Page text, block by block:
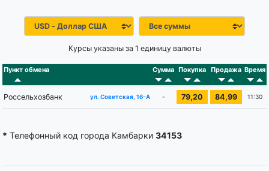
Курсы указаны за 1 единицу валюты
Пункт обмена Сумма Покупка Продажа Время
Россельхозбанк ул. Советская, 16-А - 79,20 84,99 11:30
* Телефонный код города Камбарки 34153